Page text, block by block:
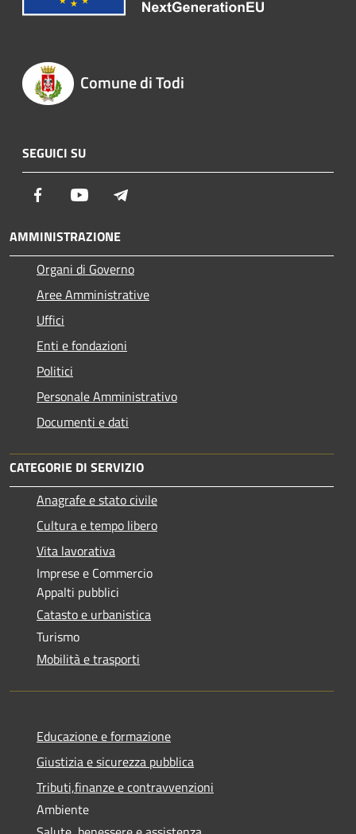
Comune di Todi
SEGUICI SU
Facebook Youtube
AMMINISTRAZIONE
Organi di Governo
Aree Amministrative
Uffici
Enti e fondazioni
Politici
Personale Amministrativo
Documenti e dati
CATEGORIE DI SERVIZIO
Anagrafe e stato civile
Cultura e tempo libero
Vita lavorativa
Imprese e Commercio
Appalti pubblici
Catasto e urbanistica
Turismo
Mobilità e trasporti
Educazione e formazione
Giustizia e sicurezza pubblica
Tributi,finanze e contravvenzioni
Ambiente